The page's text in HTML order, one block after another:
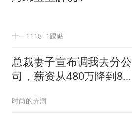
十一1118 1跟贴
总裁妻子宣布调我去分公
司，薪资从480万降到8
时尚的弄潮